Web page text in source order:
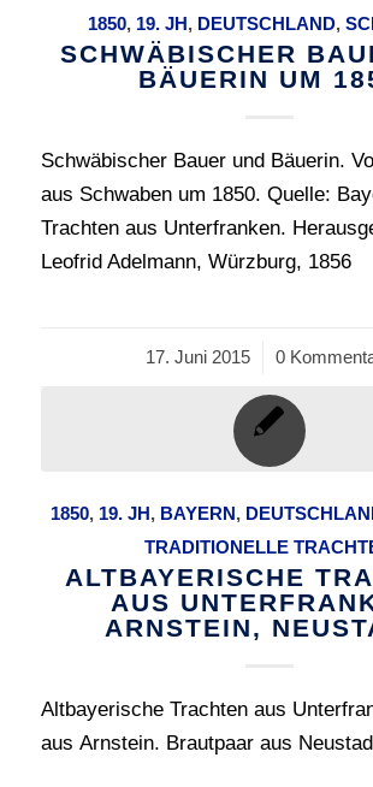
1850, 19. JH, DEUTSCHLAND,
SCHWÄBISCHER
BÄUERIN UM
Schwäbischer Bauer und Bäuerin.
aus Schwaben um 1850. Quelle:
Trachten aus Unterfranken.
Leofrid Adelmann, Würzburg, 1856
17. Juni 2015
/ 0
1850, 19. JH, BAYERN,
TRADITIONELLE
ALTBAYERISCHE
AUS
ARNSTEIN,
Altbayerische Trachten aus
aus Arnstein. Brautpaar aus